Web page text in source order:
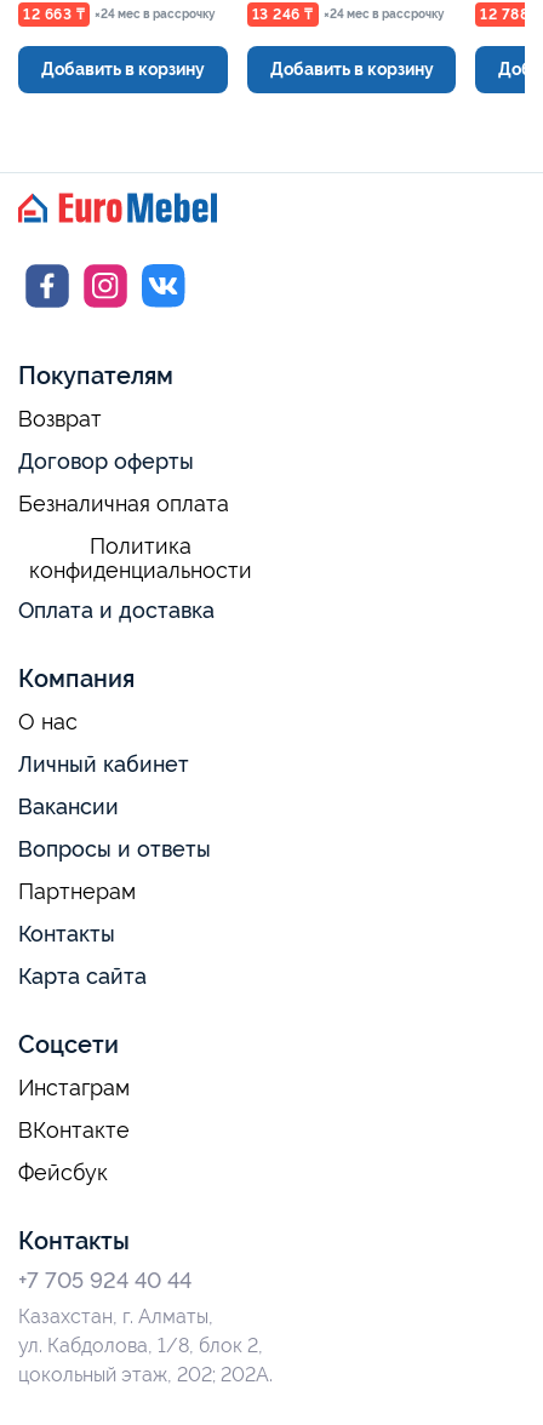
12 663 ₸ ×24 мес в рассрочку
Добавить в корзину
13 246 ₸ ×24 мес в рассрочку
Добавить в корзину
12 788 ₸
Покупателям
Возврат
Договор оферты
Безналичная оплата
Политика
конфиденциальности
Оплата и доставка
Компания
О нас
Личный кабинет
Вакансии
Вопросы и ответы
Партнерам
Контакты
Карта сайта
Соцсети
Инстаграм
ВКонтакте
Фейсбук
Контакты
+7 705 924 40 44
Казахстан, г. Алматы,
ул. Кабдолова, 1/8, блок 2,
цокольный этаж, 202; 202А.